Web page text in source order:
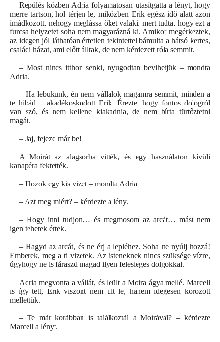
Repülés közben Adria folyamatosan utasítgatta a lényt, hogy
merre tartson, hol térjen le, miközben Erik egész idő alatt azon
imádkozott, nehogy meglássa őket valaki, mert tudta, hogy ezt a
furcsa helyzetet soha nem magyarázná ki. Amikor megérkeztek,
az idegen jól láthatóan értetlen tekintettel bámulta a hátsó kertes,
családi házat, ami előtt álltak, de nem kérdezett róla semmit.
– Most nincs itthon senki, nyugodtan bevihetjük – mondta
Adria.
– Ha lebukunk, én nem vállalok magamra semmit, minden a
te hibád – akadékoskodott Erik. Érezte, hogy fontos dologról
van szó, és nem kellene kiakadnia, de nem bírta türtőztetni
magát.
– Jaj, fejezd már be!
A Moirát az alagsorba vitték, és egy használaton kívüli
kanapéra fektették.
– Hozok egy kis vizet – mondta Adria.
– Azt meg miért? – kérdezte a lény.
– Hogy inni tudjon… és megmosom az arcát… mást nem
igen tehetek értek.
– Hagyd az arcát, és ne érj a lepléhez. Soha ne nyúlj hozzá!
Emberek, meg a ti vizetek. Az isteneknek nincs szüksége vízre,
úgyhogy ne is fáraszd magad ilyen felesleges dolgokkal.
Adria megvonta a vállát, és leült a Moira ágya mellé. Marcell
is így tett, Erik viszont nem ült le, hanem idegesen körözött
mellettük.
– Te már korábban is találkoztál a Moirával? – kérdezte
Marcell a lényt.